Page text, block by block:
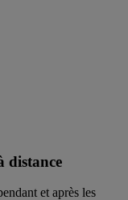
distance
et après les